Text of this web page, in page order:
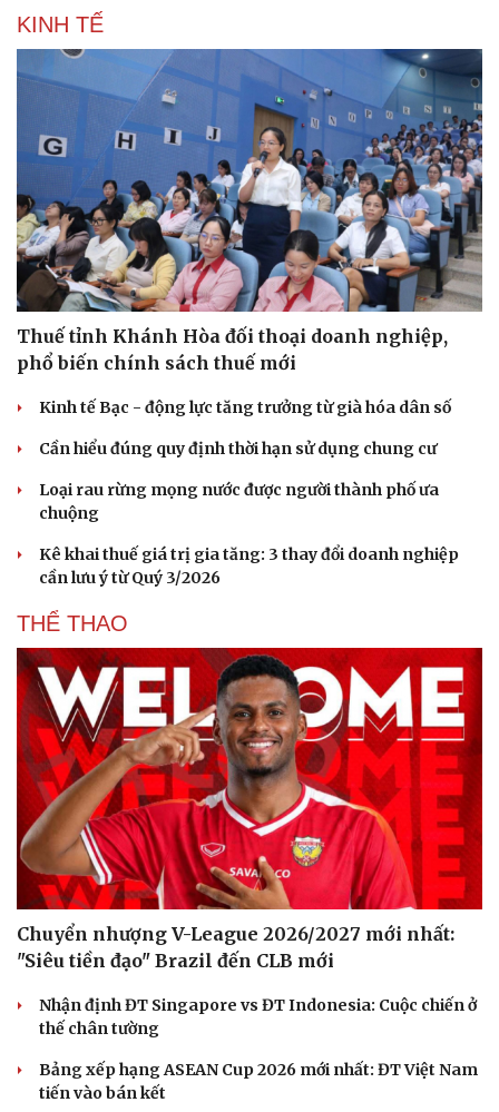
Cải chính
KINH TẾ
Thuế tỉnh Khánh Hòa đối thoại doanh nghiệp,
phổ biến chính sách thuế mới
Kinh tế Bạc - động lực tăng trưởng từ già hóa dân số
Cần hiểu đúng quy định thời hạn sử dụng chung cư
Loại rau rừng mọng nước được người thành phố ưa
chuộng
Kê khai thuế giá trị gia tăng: 3 thay đổi doanh nghiệp
cần lưu ý từ Quý 3/2026
THỂ THAO
Chuyển nhượng V-League 2026/2027 mới nhất:
"Siêu tiền đạo" Brazil đến CLB mới
Nhận định ĐT Singapore vs ĐT Indonesia: Cuộc chiến ở
thế chân tường
Bảng xếp hạng ASEAN Cup 2026 mới nhất: ĐT Việt Nam
tiến vào bán kết